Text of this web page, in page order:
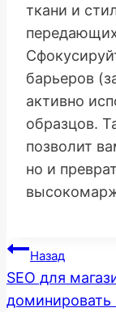
ткани и
барьеров
активно
образцов.
позволит
но и
по
Назад
SEO для
доминировать